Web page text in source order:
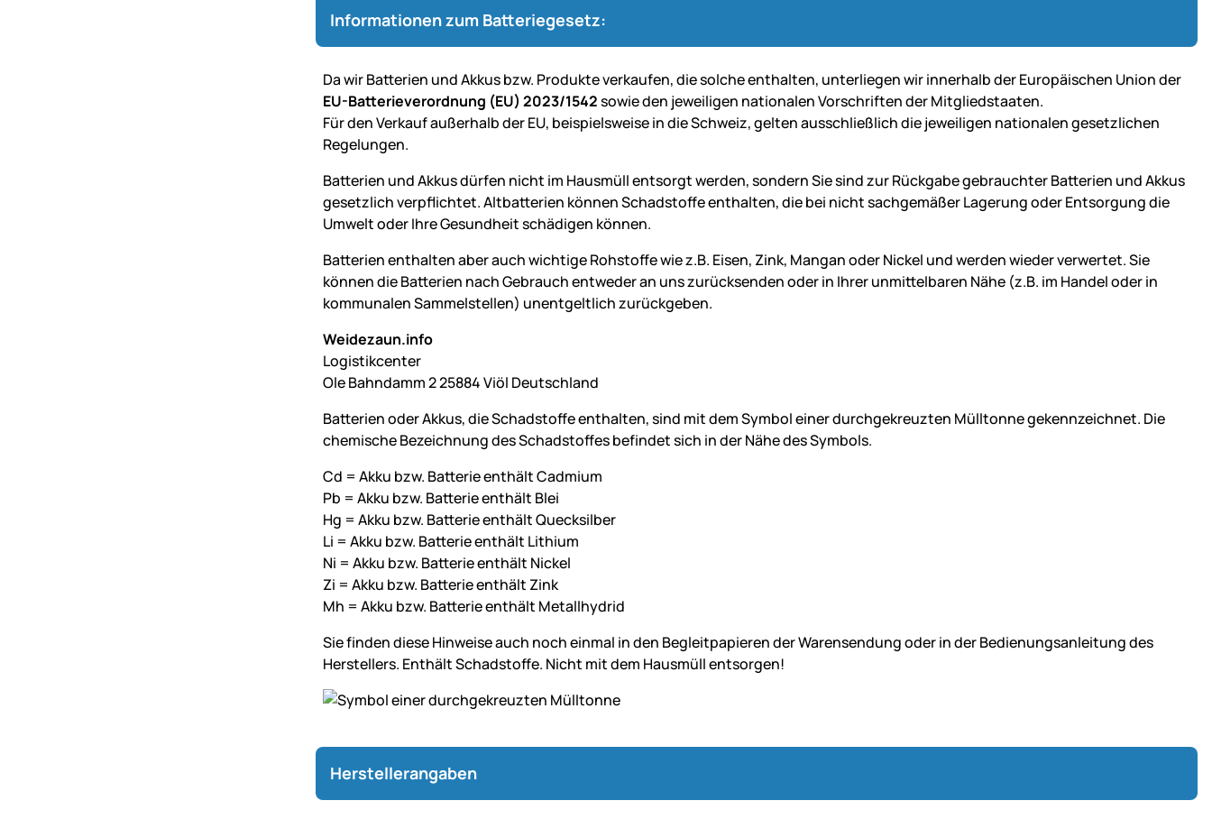
Informationen zum Batteriegesetz:
Da wir Batterien und Akkus bzw. Produkte verkaufen, die solche enthalten, unterliegen wir innerhalb der Europäischen Union der
EU-Batterieverordnung (EU) 2023/1542sowie den jeweiligen nationalen Vorschriften der Mitgliedstaaten.
Für den Verkauf außerhalb der EU, beispielsweise in die Schweiz, gelten ausschließlich die jeweiligen nationalen gesetzlichen
Regelungen.
Batterien und Akkus dürfen nicht im Hausmüll entsorgt werden, sondern Sie sind zur Rückgabe gebrauchter Batterien und Akkus
gesetzlich verpflichtet. Altbatterien können Schadstoffe enthalten, die bei nicht sachgemäßer Lagerung oder Entsorgung die
Umwelt oder Ihre Gesundheit schädigen können.
Batterien enthalten aber auch wichtige Rohstoffe wie z.B. Eisen, Zink, Mangan oder Nickel und werden wieder verwertet. Sie
können die Batterien nach Gebrauch entweder an uns zurücksenden oder in Ihrer unmittelbaren Nähe (z.B. im Handel oder in
kommunalen Sammelstellen) unentgeltlich zurückgeben.
Weidezaun.info
Logistikcenter
Ole Bahndamm 2 25884 Viöl Deutschland
Batterien oder Akkus, die Schadstoffe enthalten, sind mit dem Symbol einer durchgekreuzten Mülltonne gekennzeichnet. Die
chemische Bezeichnung des Schadstoffes befindet sich in der Nähe des Symbols.
Cd = Akku bzw. Batterie enthält Cadmium
Pb = Akku bzw. Batterie enthält Blei
Hg = Akku bzw. Batterie enthält Quecksilber
Li = Akku bzw. Batterie enthält Lithium
Ni = Akku bzw. Batterie enthält Nickel
Zi = Akku bzw. Batterie enthält Zink
Mh = Akku bzw. Batterie enthält Metallhydrid
Sie finden diese Hinweise auch noch einmal in den Begleitpapieren der Warensendung oder in der Bedienungsanleitung des
Herstellers. Enthält Schadstoffe. Nicht mit dem Hausmüll entsorgen!
Herstellerangaben